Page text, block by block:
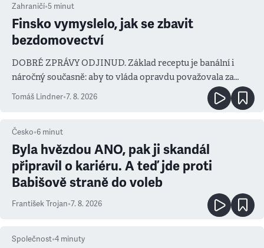
Zahraničí•5 minut
Finsko vymyslelo, jak se zbavit
bezdomovectví
DOBRÉ ZPRÁVY ODJINUD. Základ receptu je banální i
náročný současně: aby to vláda opravdu považovala za
prioritu
Tomáš Lindner•7. 8. 2026
Česko•6 minut
Byla hvězdou ANO, pak ji skandál
připravil o kariéru. A teď jde proti
Babišově straně do voleb
František Trojan•7. 8. 2026
Společnost•4 minuty